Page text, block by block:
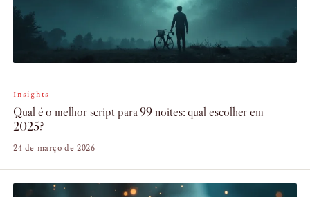
Insights
Qual é o melhor script para 99 noites: qual escolher em
2025?
24 de março de 2026